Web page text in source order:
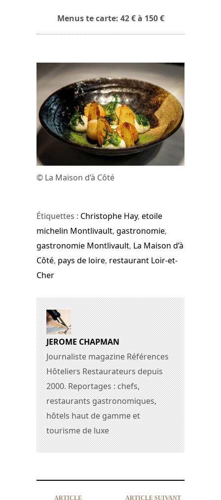
Menus te carte: 42 € à 150 €
© La Maison d’à Côté
Étiquettes : Christophe Hay, etoile
michelin Montlivault, gastronomie,
gastronomie Montlivault, La Maison d’à
Côté, pays de loire, restaurant Loir-et-
Cher
JEROME CHAPMAN
Journaliste magazine Références
Hôteliers Restaurateurs depuis
2000. Reportages : chefs,
restaurants gastronomiques,
hôtels haut de gamme et
tourisme de luxe
ARTICLE ARTICLE SUIVANT